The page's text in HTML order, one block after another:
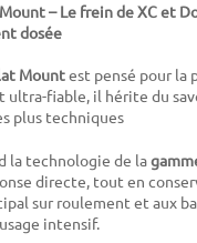
– Le frein de XC et
dosée
Mountest pensé pour la
ultra-fiable, il hérite du
plus techniques
la technologie de la
directe, tout en
sur roulement et aux
intensif.